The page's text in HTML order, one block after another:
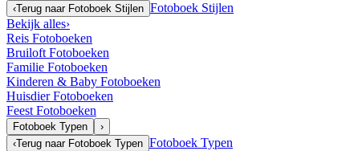
‹Terug naar Fotoboek Stijlen Fotoboek Stijlen
Bekijk alles›
Reis Fotoboeken
Bruiloft Fotoboeken
Familie Fotoboeken
Kinderen & Baby Fotoboeken
Huisdier Fotoboeken
Feest Fotoboeken
Fotoboek Typen
›
‹Terug naar Fotoboek Typen Fotoboek Typen